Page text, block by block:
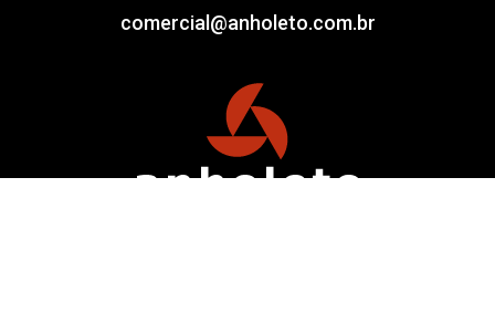
comercial@anholeto.com.br